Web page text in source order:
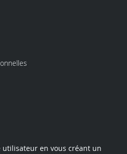
en vous créant un